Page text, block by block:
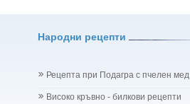
Народни рецепти
Рецепта при Подагра с пчелен мед
Високо кръвно - билкови рецепти